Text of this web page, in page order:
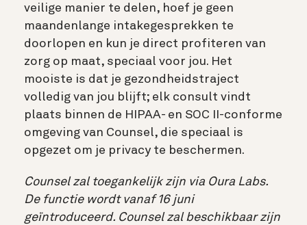
veilige manier te delen, hoef je geen
maandenlange intakegesprekken te
doorlopen en kun je direct profiteren van
zorg op maat, speciaal voor jou. Het
mooiste is dat je gezondheidstraject
volledig van jou blijft; elk consult vindt
plaats binnen de HIPAA- en SOC II-conforme
omgeving van Counsel, die speciaal is
opgezet om je privacy te beschermen.
Counsel zal toegankelijk zijn via Oura Labs.
De functie wordt vanaf 16 juni
geïntroduceerd. Counsel zal beschikbaar zijn